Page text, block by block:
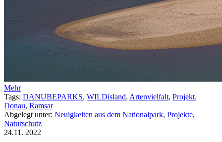
Mehr
Tags: DANUBEPARKS, WILDisland, Artenvielfalt, Projekt,
Donau, Ramsar
Abgelegt unter: Neuigkeiten aus dem Nationalpark, Projekte,
Naturschutz
24.11. 2022